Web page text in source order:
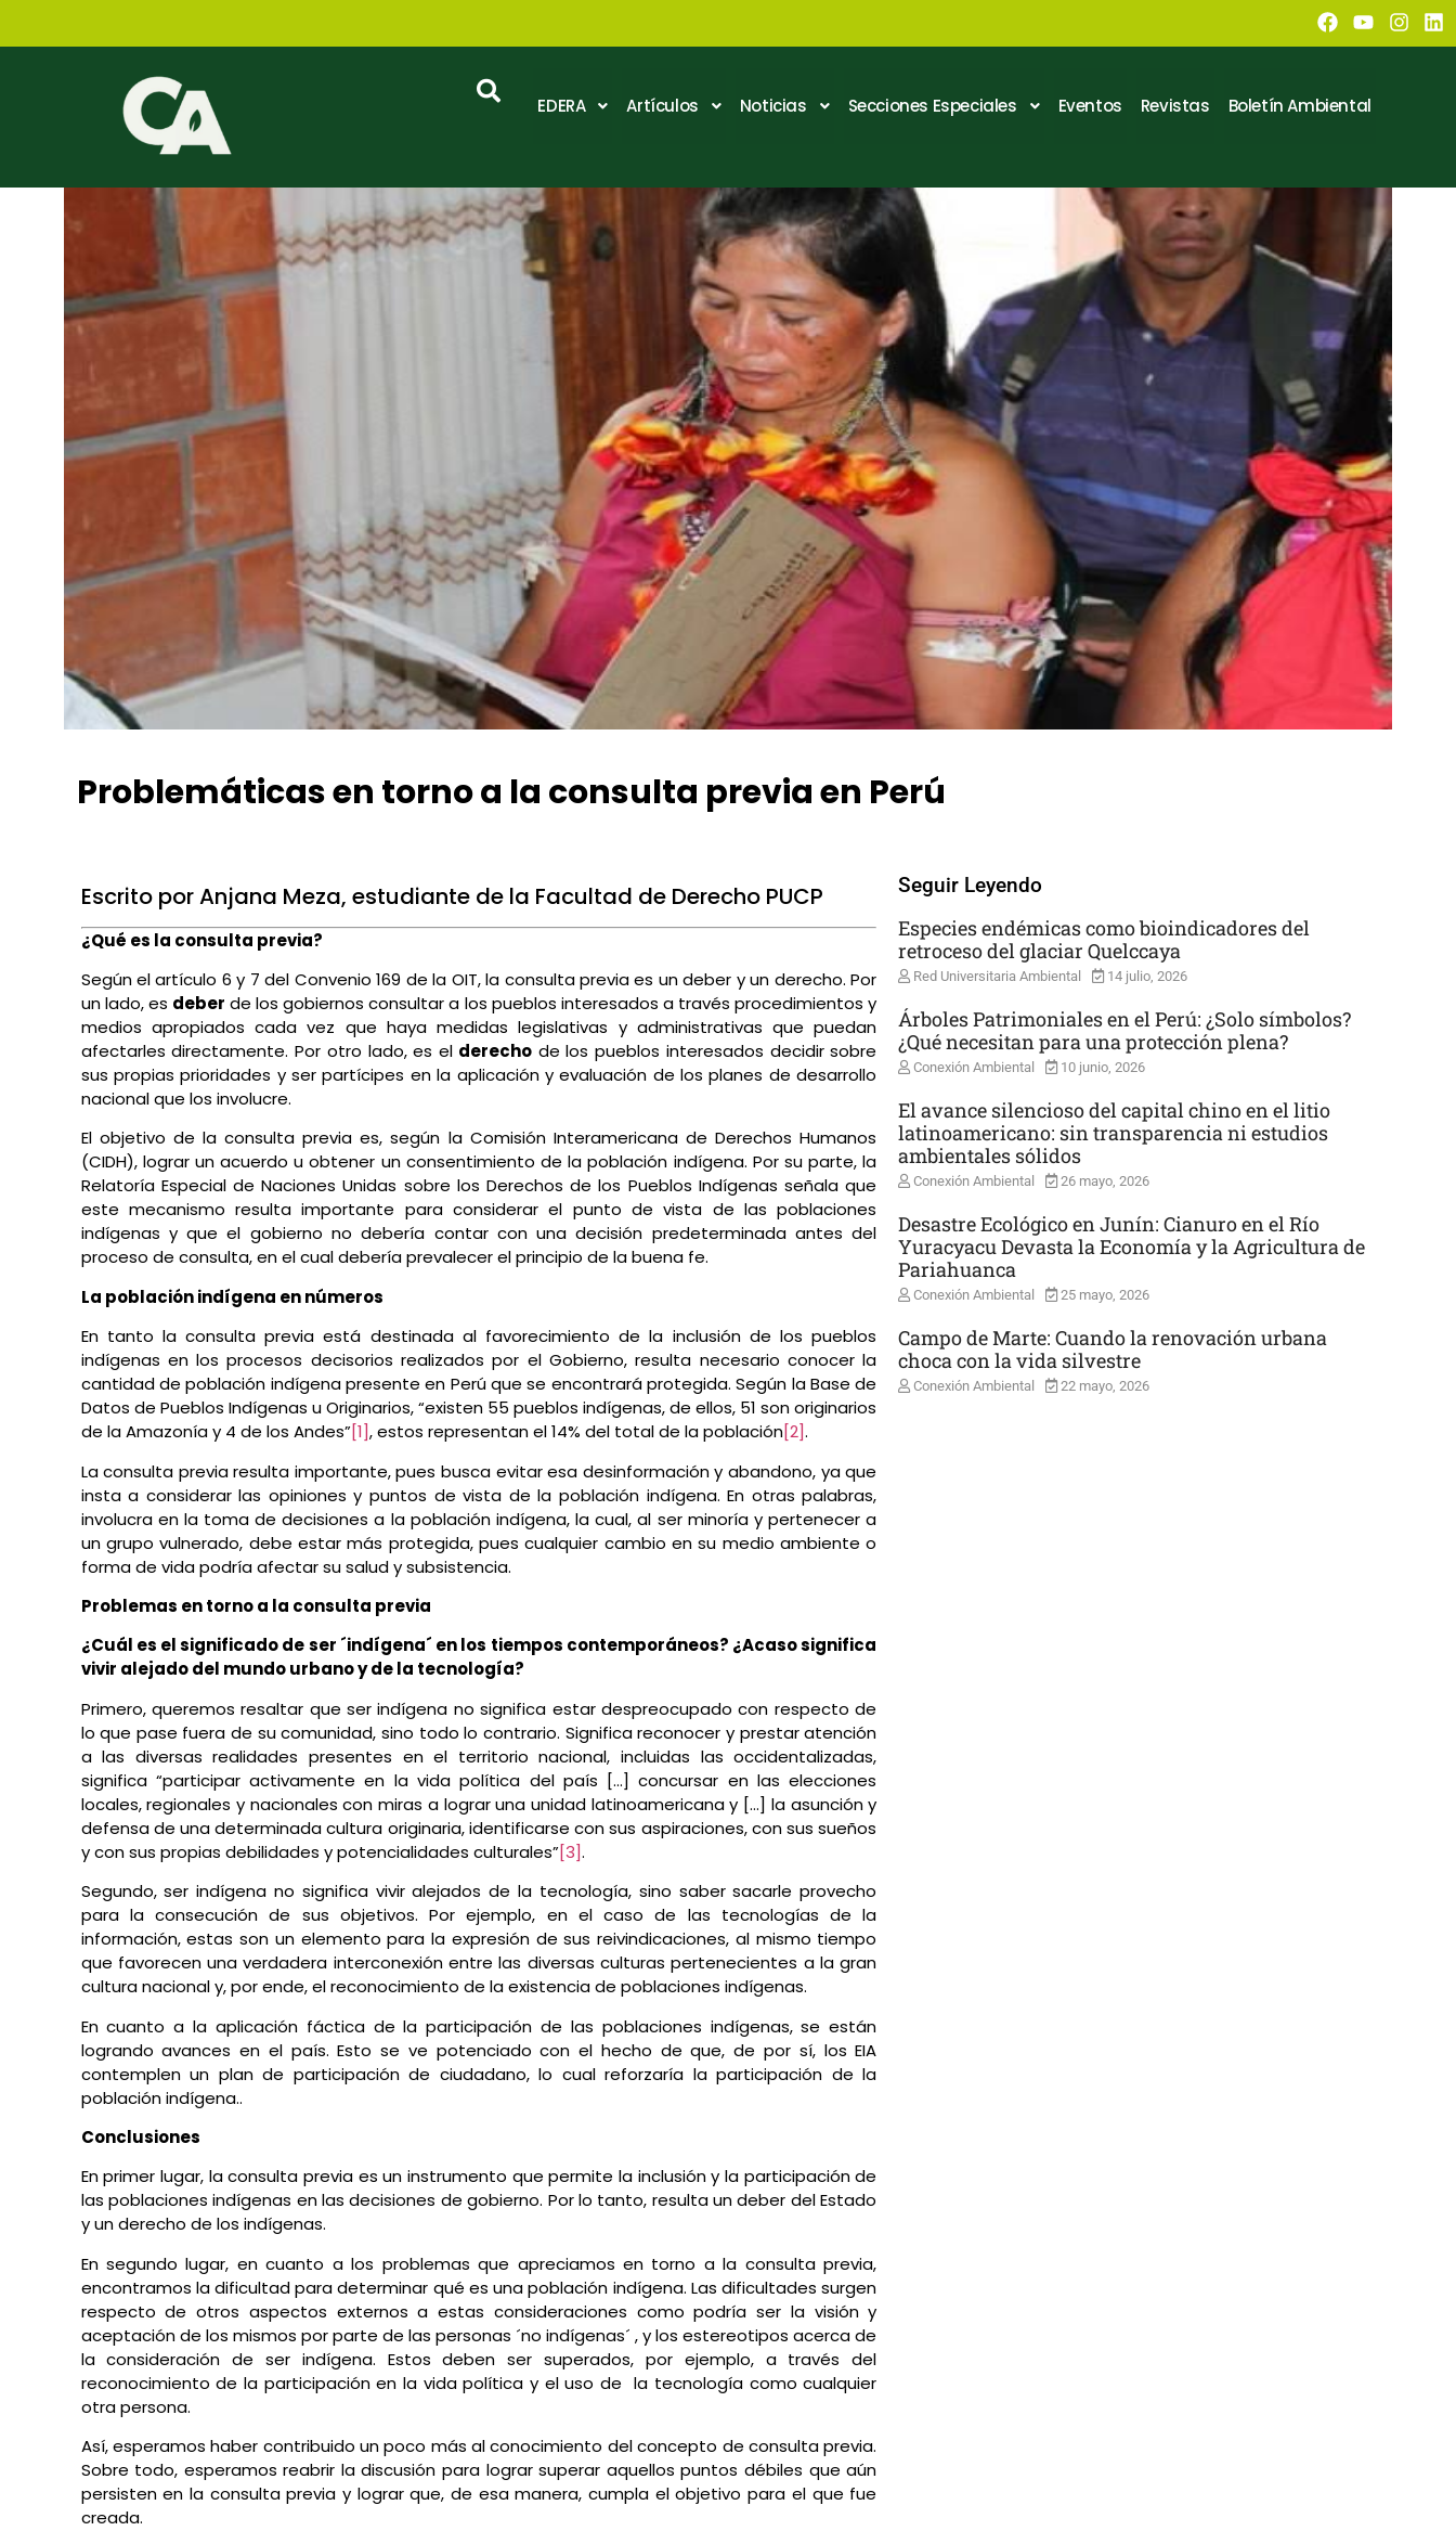
EDERA Artículos Noticias Secciones Especiales Eventos Revistas Boletín Ambiental
Problemáticas en torno a la consulta previa en Perú
Escrito por Anjana Meza, estudiante de la Facultad de Derecho PUCP
¿Qué es la consulta previa?
Según el artículo 6 y 7 del Convenio 169 de la OIT, la consulta previa es un deber y un derecho. Por
un lado, es deber de los gobiernos consultar a los pueblos interesados a través procedimientos y
medios apropiados cada vez que haya medidas legislativas y administrativas que puedan
afectarles directamente. Por otro lado, es el derechode los pueblos interesados decidir sobre
sus propias prioridades y ser partícipes en la aplicación y evaluación de los planes de desarrollo
nacional que los involucre.
El objetivo de la consulta previa es, según la Comisión Interamericana de Derechos Humanos
(CIDH), lograr un acuerdo u obtener un consentimiento de la población indígena. Por su parte, la
Relatoría Especial de Naciones Unidas sobre los Derechos de los Pueblos Indígenas señala que
este mecanismo resulta importante para considerar el punto de vista de las poblaciones
indígenas y que el gobierno no debería contar con una decisión predeterminada antes del
proceso de consulta, en el cual debería prevalecer el principio de la buena fe.
La población indígena en números
En tanto la consulta previa está destinada al favorecimiento de la inclusión de los pueblos
indígenas en los procesos decisorios realizados por el Gobierno, resulta necesario conocer la
cantidad de población indígena presente en Perú que se encontrará protegida. Según la Base de
Datos de Pueblos Indígenas u Originarios, “existen 55 pueblos indígenas, de ellos, 51 son originarios
de la Amazonía y 4 de los Andes”[1], estos representan el 14% del total de la población[2].
La consulta previa resulta importante, pues busca evitar esa desinformación y abandono, ya que
insta a considerar las opiniones y puntos de vista de la población indígena. En otras palabras,
involucra en la toma de decisiones a la población indígena, la cual, al ser minoría y pertenecer a
un grupo vulnerado, debe estar más protegida, pues cualquier cambio en su medio ambiente o
forma de vida podría afectar su salud y subsistencia.
Problemas en torno a la consulta previa
¿Cuál es el significado de ser ´indígena´ en los tiempos contemporáneos? ¿Acaso significa
vivir alejado del mundo urbano y de la tecnología?
Primero, queremos resaltar que ser indígena no significa estar despreocupado con respecto de
lo que pase fuera de su comunidad, sino todo lo contrario. Significa reconocer y prestar atención
a las diversas realidades presentes en el territorio nacional, incluidas las occidentalizadas,
significa “participar activamente en la vida política del país […] concursar en las elecciones
locales, regionales y nacionales con miras a lograr una unidad latinoamericana y […] la asunción y
defensa de una determinada cultura originaria, identificarse con sus aspiraciones, con sus sueños
y con sus propias debilidades y potencialidades culturales”[3].
Segundo, ser indígena no significa vivir alejados de la tecnología, sino saber sacarle provecho
para la consecución de sus objetivos. Por ejemplo, en el caso de las tecnologías de la
información, estas son un elemento para la expresión de sus reivindicaciones, al mismo tiempo
que favorecen una verdadera interconexión entre las diversas culturas pertenecientes a la gran
cultura nacional y, por ende, el reconocimiento de la existencia de poblaciones indígenas.
En cuanto a la aplicación fáctica de la participación de las poblaciones indígenas, se están
logrando avances en el país. Esto se ve potenciado con el hecho de que, de por sí, los EIA
contemplen un plan de participación de ciudadano, lo cual reforzaría la participación de la
población indígena..
Conclusiones
En primer lugar, la consulta previa es un instrumento que permite la inclusión y la participación de
las poblaciones indígenas en las decisiones de gobierno. Por lo tanto, resulta un deber del Estado
y un derecho de los indígenas.
En segundo lugar, en cuanto a los problemas que apreciamos en torno a la consulta previa,
encontramos la dificultad para determinar qué es una población indígena. Las dificultades surgen
respecto de otros aspectos externos a estas consideraciones como podría ser la visión y
aceptación de los mismos por parte de las personas ´no indígenas´ , y los estereotipos acerca de
la consideración de ser indígena. Estos deben ser superados, por ejemplo, a través del
reconocimiento de la participación en la vida política y el uso de la tecnología como cualquier
otra persona.
Así, esperamos haber contribuido un poco más al conocimiento del concepto de consulta previa.
Sobre todo, esperamos reabrir la discusión para lograr superar aquellos puntos débiles que aún
persisten en la consulta previa y lograr que, de esa manera, cumpla el objetivo para el que fue
creada.
Seguir Leyendo
Especies endémicas como bioindicadores del
retroceso del glaciar Quelccaya
Red Universitaria Ambiental 14 julio, 2026
Árboles Patrimoniales en el Perú: ¿Solo símbolos?
¿Qué necesitan para una protección plena?
Conexión Ambiental 10 junio, 2026
El avance silencioso del capital chino en el litio
latinoamericano: sin transparencia ni estudios
ambientales sólidos
Conexión Ambiental 26 mayo, 2026
Desastre Ecológico en Junín: Cianuro en el Río
Yuracyacu Devasta la Economía y la Agricultura de
Pariahuanca
Conexión Ambiental 25 mayo, 2026
Campo de Marte: Cuando la renovación urbana
choca con la vida silvestre
Conexión Ambiental 22 mayo, 2026